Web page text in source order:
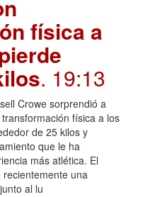
física a
. 19:13
Crowe sorprendió a
física a los
de 25 kilos y
que le ha
más atlética. El
una
al lu